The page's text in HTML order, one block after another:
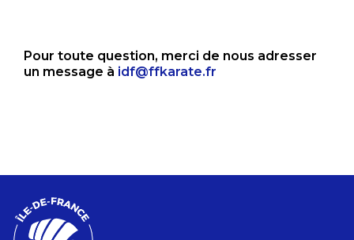
Pour toute question, merci de nous adresser
un message à idf@ffkarate.fr